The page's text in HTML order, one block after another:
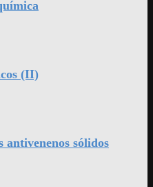
(II)
antivenenos sólidos